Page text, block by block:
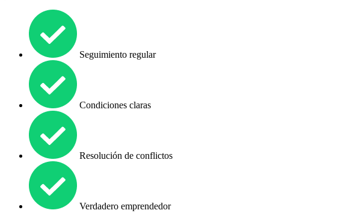
Seguimiento regular
Condiciones claras
Resolución de conflictos
Verdadero emprendedor